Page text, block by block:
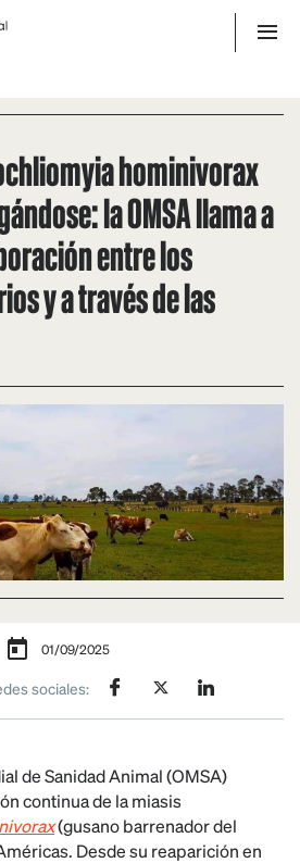
hominivorax
la OMSA llama a
entre los
y a través de las
01/09/2025
sociales:
de Sanidad Animal (OMSA)
continua de la miasis
(gusano barrenador del
Desde su reaparición en